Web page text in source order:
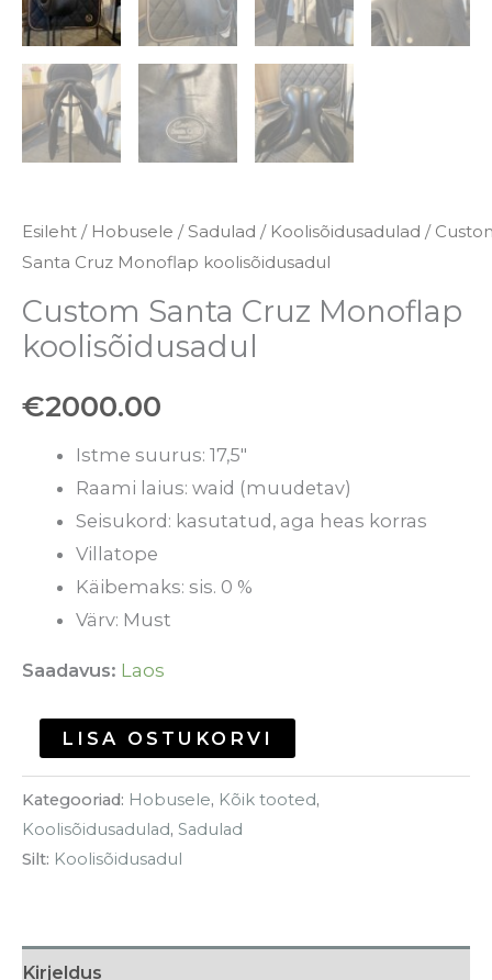
Esileht / Hobusele /Sadulad / Koolisõidusadulad /
Santa Cruz Monoflap koolisõidusadul
Custom Santa Cruz Monoflap
koolisõidusadul
€2000.00
Istme suurus: 17,5″
Raami laius: waid (muudetav)
Seisukord: kasutatud, aga heas korras
Villatope
Käibemaks: sis. 0 %
Värv: Must
Saadavus: Laos
LISA OSTUKORVI
Kategooriad: Hobusele, Kõik tooted,
Koolisõidusadulad, Sadulad
Silt: Koolisõidusadul
Kirjeldus